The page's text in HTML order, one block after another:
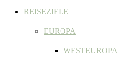
REISEZIELE
EUROPA
WESTEUROPA